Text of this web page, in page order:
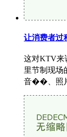
让消费者过
这对KTV来
里节制现
音��、照